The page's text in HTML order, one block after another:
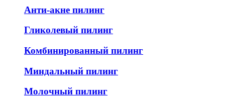
Анти-акне пилинг
Гликолевый пилинг
Комбинированный пилинг
Миндальный пилинг
Молочный пилинг